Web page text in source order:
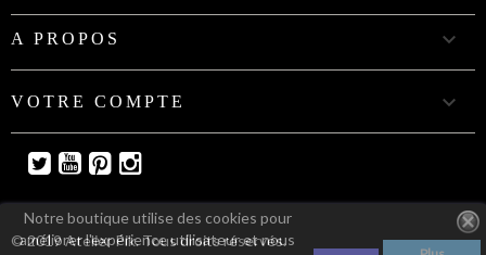
Notre boutique utilise des cookies pour
améliorer l'expérience utilisateur et nous
A PROPOS 
VOTRE COMPTE 
TwitterYouTube
PinterestInstagram
© 2019 Atelier Pik. Tous droits réservés.